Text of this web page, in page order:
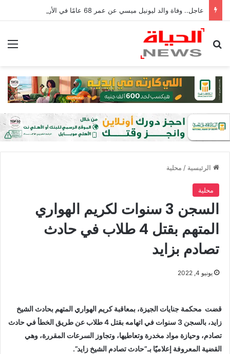
عاجل.. وفاة والد ليونيل ميسي عن عمر 68 عامًا في الأرجنتين
بحث عن
الرئيسية / محلية
محلية
السجن 3 سنوات لكريم الهواري
المتهم بقتل 4 طلاب في حادث
تصادم بزايد
يونيو 4, 2022
قضت محكمة جنايات الجيزة، بمعاقبة كريم الهواري المتهم بحادث الشيخ
زايد، بالسجن 3 سنوات في اتهامه بقتل 4 طلاب عن طريق الخطأ في حادث
تصادم، وحيازة مواد مخدرة وتعاطيها، وتجاوز السرعات المقررة، وهي
القضية المعروفة إعلاميًَا بـ”حادث تصادم الشيخ زايد”.